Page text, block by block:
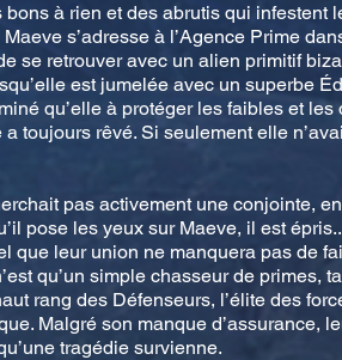
bons à rien et des abrutis qui infestent
s’adresse à l’Agence Prime
se retrouver avec un alien primitif
est jumelée avec un superbe
qu’elle à protéger les faibles et
a toujours rêvé. Si seulement elle
pas activement une conjointe,
pose les yeux sur Maeve, il est
que leur union ne manquera pas de
qu’un simple chasseur de primes,
rang des Défenseurs, l’élite des
Malgré son manque d’assurance,
tragédie survienne.